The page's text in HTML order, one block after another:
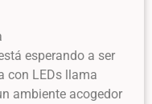
esperando a ser
con LEDs llama
ambiente acogedor